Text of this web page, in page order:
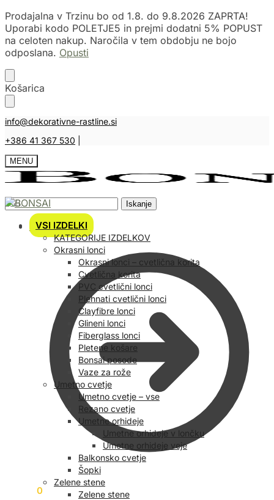
Prodajalna v Trzinu bo od 1.8. do 9.8.2026 ZAPRTA!
Uporabi kodo POLETJE5 in prejmi dodatni 5% POPUST
na celoten nakup. Naročila v tem obdobju ne bojo
odposlana. Opusti
Skip
to
Skip
to
Košarica
info@dekorativne-rastline.si
+386 41 367 530
MENU
Išči: Iskanje
Košarica
0
VSI IZDELKI
KATEGORIJE IZDELKOV
Okrasni lonci
Okrasni lonci – cvetlična korita
Cvetlična korita
PVC cvetlični lonci
Plehnati cvetlični lonci
Clayfibre lonci
Glineni lonci
Fiberglass lonci
Pletene košare
Bonsai posode
Vaze za rože
Umetno cvetje
Umetno cvetje – vse
Rezano cvetje
Umetne orhideje
Umetne orhideje v lončku
Umetne orhideje veje
Balkonsko cvetje
Šopki
Zelene stene
Zelene stene